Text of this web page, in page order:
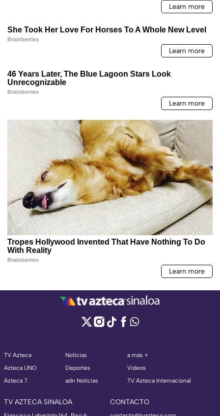
TV Azteca
Azteca UNO
Azteca 7
Noticias
Deportes
adn Noticias
a más +
Videos
TV Azteca Internacional
TV AZTECA SINALOA CONTACTO